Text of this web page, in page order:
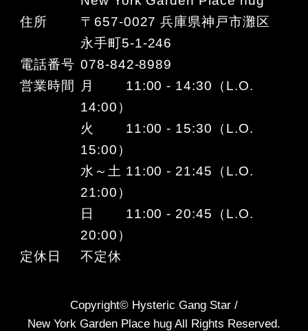
住所
〒657-0027 兵庫県神戸市灘区
永手町5-1-246
電話番号 078-842-8989
営業時間
月 11:00 - 14:30（L.O.
14:00）
火 11:00 - 15:30（L.O.
15:00）
水～土 11:00 - 21:45（L.O.
21:00）
日 11:00 - 20:45（L.O.
20:00）
定休日
不定休
Copyright© Hysteric Gang Star /
New York Garden Place hug All Rights Reserved.